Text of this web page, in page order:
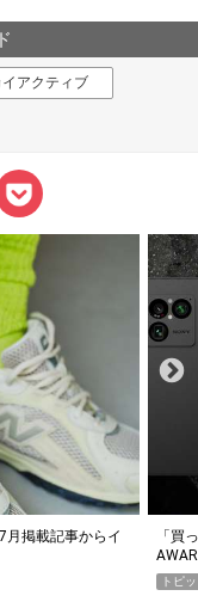
イアクティブ
2026上半期
薄着
PR